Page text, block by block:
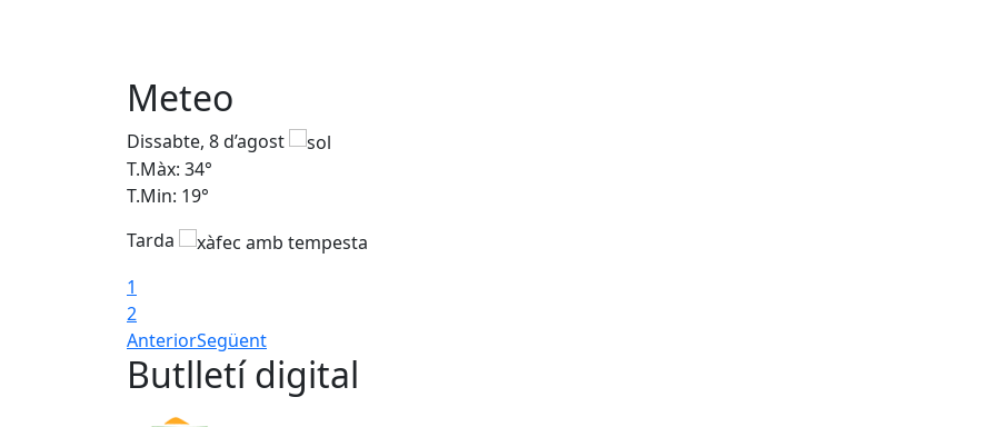
Meteo
Dissabte, 8 d’agost
T.Màx: 34°
T.Min: 19°
Tarda
1
2
AnteriorSegüent
Butlletí digital